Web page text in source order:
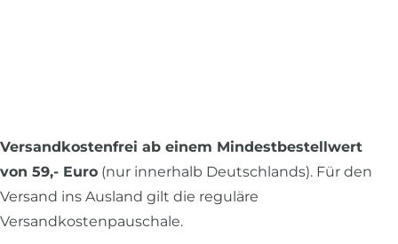
Versandkostenfrei ab einem Mindestbestellwert
von 59,- Euro (nur innerhalb Deutschlands). Für den
Versand ins Ausland gilt die reguläre
Versandkostenpauschale.